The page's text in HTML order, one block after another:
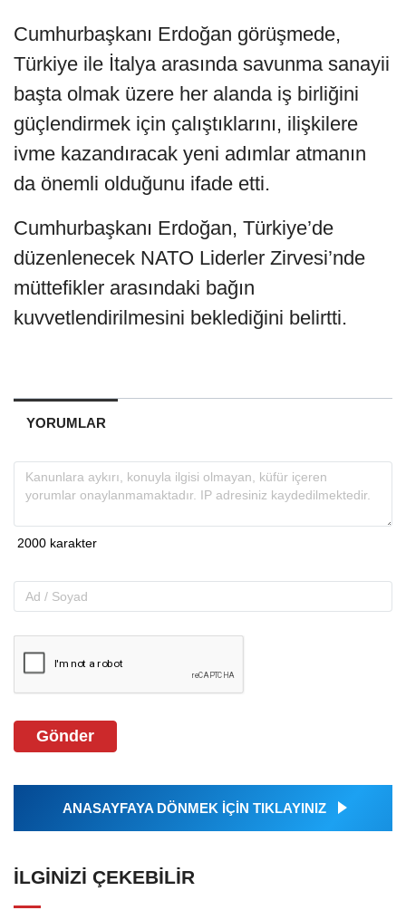
Cumhurbaşkanı Erdoğan görüşmede,
Türkiye ile İtalya arasında savunma sanayii
başta olmak üzere her alanda iş birliğini
güçlendirmek için çalıştıklarını, ilişkilere
ivme kazandıracak yeni adımlar atmanın
da önemli olduğunu ifade etti.
Cumhurbaşkanı Erdoğan, Türkiye’de
düzenlenecek NATO Liderler Zirvesi’nde
müttefikler arasındaki bağın
kuvvetlendirilmesini beklediğini belirtti.
YORUMLAR
Gönder
ANASAYFAYA DÖNMEK İÇİN TIKLAYINIZ
İLGINIZI ÇEKEBILIR